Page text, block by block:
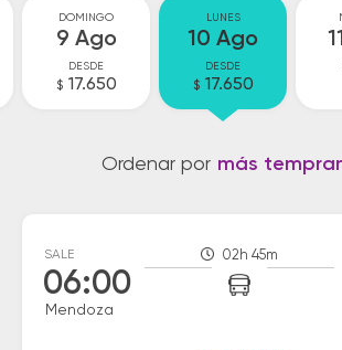
DOMINGO
9 Ago
DESDE
$ 17.650
LUNES
10 Ago
DESDE
$ 17.650
Ordenar por más
SALE
06:00
Mendoza
02h 45m